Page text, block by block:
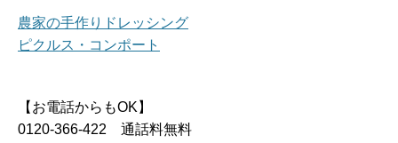
農家の手作りドレッシング
ピクルス・コンポート
【お電話からもOK】
0120-366-422 通話料無料